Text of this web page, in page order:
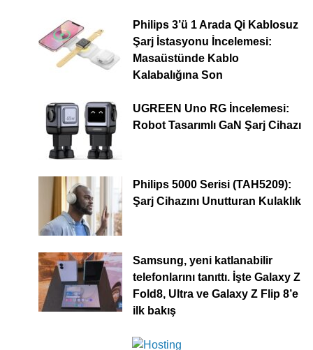
Philips 3’ü 1 Arada Qi Kablosuz
Şarj İstasyonu İncelemesi:
Masaüstünde Kablo
Kalabalığına Son
UGREEN Uno RG İncelemesi:
Robot Tasarımlı GaN Şarj Cihazı
Philips 5000 Serisi (TAH5209):
Şarj Cihazını Unutturan Kulaklık
Samsung, yeni katlanabilir
telefonlarını tanıttı. İşte Galaxy Z
Fold8, Ultra ve Galaxy Z Flip 8’e
ilk bakış